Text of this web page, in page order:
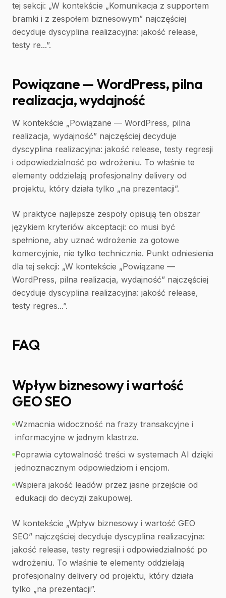
tej sekcji: „W kontekście „Komunikacja z supportem
bramki i z zespołem biznesowym” najczęściej
decyduje dyscyplina realizacyjna: jakość release,
testy re...”.
Powiązane — WordPress, pilna
realizacja, wydajność
W kontekście „Powiązane — WordPress, pilna
realizacja, wydajność” najczęściej decyduje
dyscyplina realizacyjna: jakość release, testy regresji
i odpowiedzialność po wdrożeniu. To właśnie te
elementy oddzielają profesjonalny delivery od
projektu, który działa tylko „na prezentacji”.
W praktyce najlepsze zespoły opisują ten obszar
językiem kryteriów akceptacji: co musi być
spełnione, aby uznać wdrożenie za gotowe
komercyjnie, nie tylko technicznie. Punkt odniesienia
dla tej sekcji: „W kontekście „Powiązane —
WordPress, pilna realizacja, wydajność” najczęściej
decyduje dyscyplina realizacyjna: jakość release,
testy regres...”.
FAQ
Wpływ biznesowy i wartość
GEO SEO
Wzmacnia widoczność na frazy transakcyjne i
informacyjne w jednym klastrze.
Poprawia cytowalność treści w systemach AI dzięki
jednoznacznym odpowiedziom i encjom.
Wspiera jakość leadów przez jasne przejście od
edukacji do decyzji zakupowej.
W kontekście „Wpływ biznesowy i wartość GEO
SEO” najczęściej decyduje dyscyplina realizacyjna:
jakość release, testy regresji i odpowiedzialność po
wdrożeniu. To właśnie te elementy oddzielają
profesjonalny delivery od projektu, który działa
tylko „na prezentacji”.